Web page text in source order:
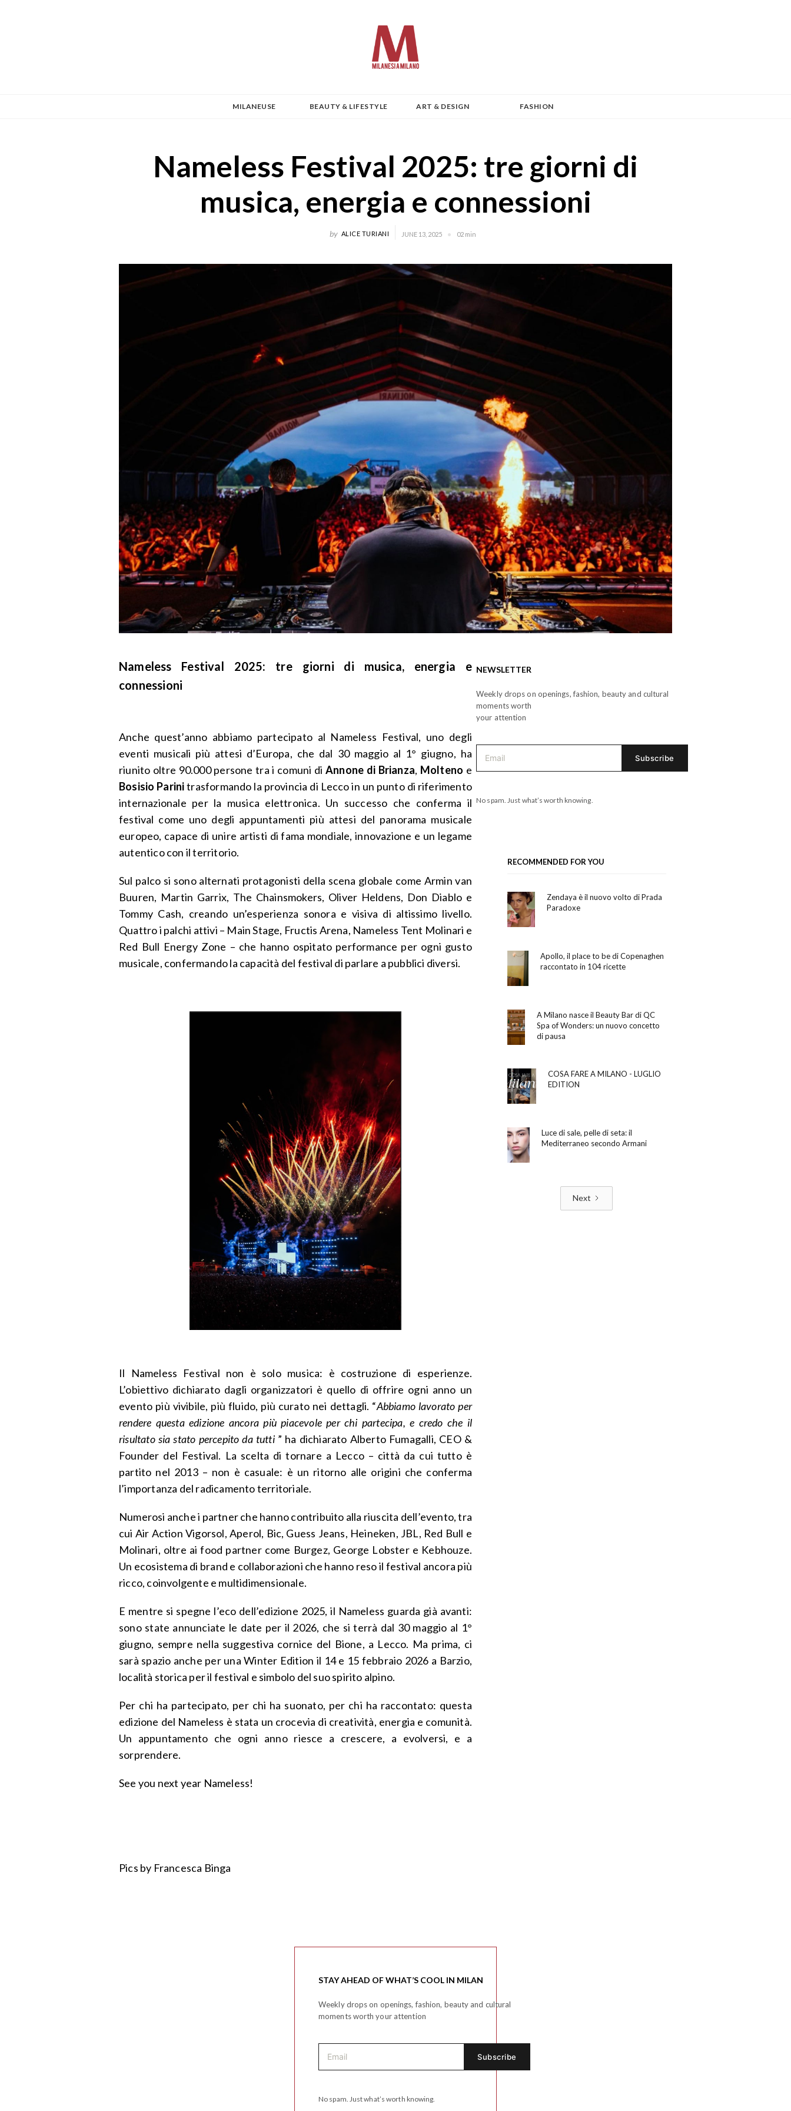
MILANEUSE BEAUTY & LIFESTYLE ART & DESIGN FASHION
Nameless Festival 2025: tre giorni di
musica, energia e connessioni
by ALICE TURIANI JUNE 13, 2025 02 min
Nameless Festival 2025: tre giorni di musica, energia e
connessioni
Anche quest’anno abbiamo partecipato al Nameless Festival, uno degli
eventi musicali più attesi d’Europa, che dal 30 maggio al 1° giugno, ha
riunito oltre 90.000 persone tra i comuni di Annone di Brianza, Molteno e
Bosisio Parinitrasformando la provincia di Lecco in un punto di riferimento
internazionale per la musica elettronica. Un successo che conferma il
festival come uno degli appuntamenti più attesi del panorama musicale
europeo, capace di unire artisti di fama mondiale, innovazione e un legame
autentico con il territorio.
Sul palco si sono alternati protagonisti della scena globale come Armin van
Buuren, Martin Garrix, The Chainsmokers, Oliver Heldens, Don Diablo e
Tommy Cash, creando un’esperienza sonora e visiva di altissimo livello.
Quattro i palchi attivi – Main Stage, Fructis Arena, Nameless Tent Molinari e
Red Bull Energy Zone – che hanno ospitato performance per ogni gusto
musicale, confermando la capacità del festival di parlare a pubblici diversi.
Il Nameless Festival non è solo musica: è costruzione di esperienze.
L’obiettivo dichiarato dagli organizzatori è quello di offrire ogni anno un
evento più vivibile, più fluido, più curato nei dettagli. “Abbiamo lavorato per
rendere questa edizione ancora più piacevole per chi partecipa, e credo che il
risultato sia stato percepito da tutti ” ha dichiarato Alberto Fumagalli, CEO &
Founder del Festival. La scelta di tornare a Lecco – città da cui tutto è
partito nel 2013 – non è casuale: è un ritorno alle origini che conferma
l’importanza del radicamento territoriale.
Numerosi anche i partner che hanno contribuito alla riuscita dell’evento, tra
cui Air Action Vigorsol, Aperol, Bic, Guess Jeans, Heineken, JBL, Red Bull e
Molinari, oltre ai food partner come Burgez, George Lobster e Kebhouze.
Un ecosistema di brand e collaborazioni che hanno reso il festival ancora più
ricco, coinvolgente e multidimensionale.
E mentre si spegne l’eco dell’edizione 2025, il Nameless guarda già avanti:
sono state annunciate le date per il 2026, che si terrà dal 30 maggio al 1°
giugno, sempre nella suggestiva cornice del Bione, a Lecco. Ma prima, ci
sarà spazio anche per una Winter Edition il 14 e 15 febbraio 2026 a Barzio,
località storica per il festival e simbolo del suo spirito alpino.
Per chi ha partecipato, per chi ha suonato, per chi ha raccontato: questa
edizione del Nameless è stata un crocevia di creatività, energia e comunità.
Un appuntamento che ogni anno riesce a crescere, a evolversi, e a
sorprendere.
See you next year Nameless!
Pics by Francesca Binga
NEWSLETTER
Weekly drops on openings, fashion, beauty and cultural
moments worth
your attention
No spam. Just what’s worth knowing.
RECOMMENDED FOR YOU
Zendaya è il nuovo volto di Prada
Paradoxe
Apollo, il place to be di Copenaghen
raccontato in 104 ricette
A Milano nasce il Beauty Bar di QC
Spa of Wonders: un nuovo concetto
di pausa
COSA FARE A MILANO - LUGLIO
EDITION
Luce di sale, pelle di seta: il
Mediterraneo secondo Armani
Next
STAY AHEAD OF WHAT’S COOL IN MILAN
Weekly drops on openings, fashion, beauty and cultural
moments worth your attention
No spam. Just what’s worth knowing.